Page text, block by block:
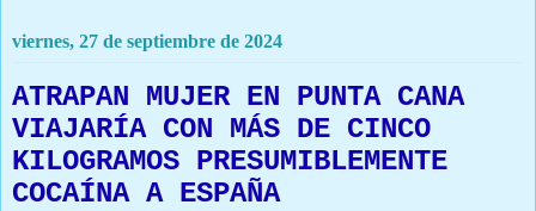
viernes, 27 de septiembre de 2024
ATRAPAN MUJER EN PUNTA CANA
VIAJARÍA CON MÁS DE CINCO
KILOGRAMOS PRESUMIBLEMENTE
COCAÍNA A ESPAÑA